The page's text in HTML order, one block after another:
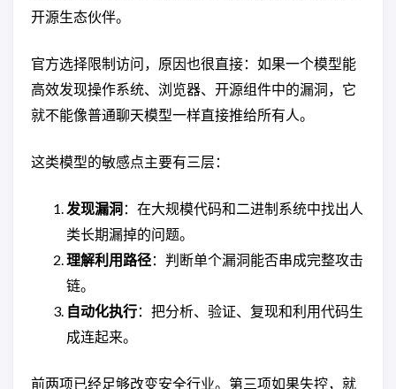
开源生态伙伴。
官方选择限制访问，原因也很直接：如果一个模型能
高效发现操作系统、浏览器、开源组件中的漏洞，它
就不能像普通聊天模型一样直接推给所有人。
这类模型的敏感点主要有三层：
发现漏洞：在大规模代码和二进制系统中找出人
类长期漏掉的问题。
理解利用路径：判断单个漏洞能否串成完整攻击
链。
自动化执行：把分析、验证、复现和利用代码生
成连起来。
前两项已经足够改变安全行业。第三项如果失控，就